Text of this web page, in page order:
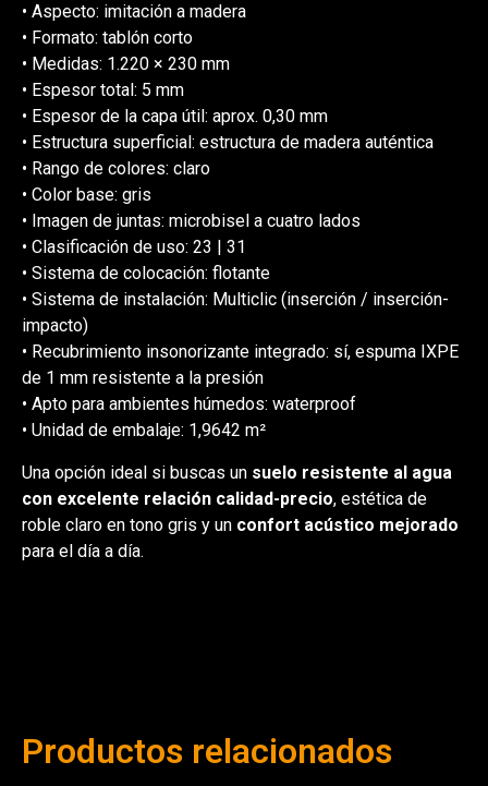
• Aspecto: imitación a madera
• Formato: tablón corto
• Medidas: 1.220 × 230 mm
• Espesor total: 5 mm
• Espesor de la capa útil: aprox. 0,30 mm
• Estructura superficial: estructura de madera auténtica
• Rango de colores: claro
• Color base: gris
• Imagen de juntas: microbisel a cuatro lados
• Clasificación de uso: 23 | 31
• Sistema de colocación: flotante
• Sistema de instalación: Multiclic (inserción / inserción-
impacto)
• Recubrimiento insonorizante integrado: sí, espuma IXPE
de 1 mm resistente a la presión
• Apto para ambientes húmedos: waterproof
• Unidad de embalaje: 1,9642 m²
Una opción ideal si buscas un suelo resistente al agua
con excelente relación calidad-precio, estética de
roble claro en tono gris y un confort acústico mejorado
para el día a día.
Productos relacionados